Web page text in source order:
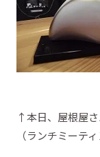
↑本日、屋根屋
（ランチミーテ